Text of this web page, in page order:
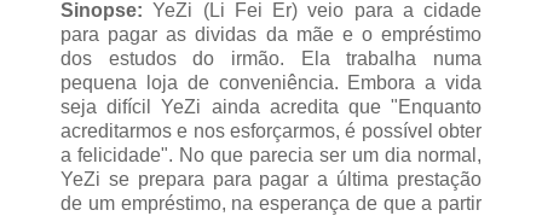
Sinopse:YeZi (Li Fei Er) veio para a cidade
para pagar as dividas da mãe e o empréstimo
dos estudos do irmão. Ela trabalha numa
pequena loja de conveniência. Embora a vida
seja difícil YeZi ainda acredita que "Enquanto
acreditarmos e nos esforçarmos, é possível obter
a felicidade". No que parecia ser um dia normal,
YeZi se prepara para pagar a última prestação
de um empréstimo, na esperança de que a partir